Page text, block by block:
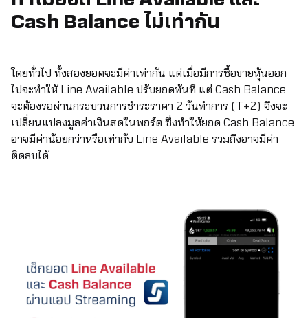
Cash Balance ไม่เท่ากัน
โดยทั่วไป ทั้งสองยอดจะมีค่าเท่ากัน แต่เมื่อมีการซื้อขายหุ้นออก
ไปจะทำให้ Line Available ปรับยอดทันที แต่ Cash Balance
จะต้องรอผ่านกระบวนการชำระราคา 2 วันทำการ (T+2) จึงจะ
เปลี่ยนแปลงมูลค่าเงินสดในพอร์ต ซึ่งทำให้ยอด Cash Balance
อาจมีค่าน้อยกว่าหรือเท่ากับ Line Available รวมถึงอาจมีค่า
ติดลบได้